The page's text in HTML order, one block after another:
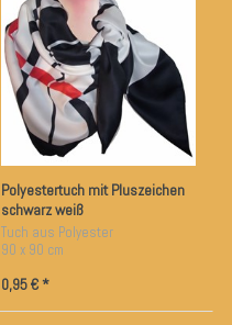
Polyestertuch mit Pluszeichen
schwarz weiß
Tuch aus Polyester
90 x 90 cm
0,95 € *